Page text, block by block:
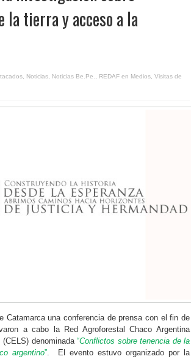
la tierra y acceso a la
Noticias Noticias Be.Pe. REDAF en Medios Visitas de
Catamarca una conferencia de prensa con el fin de
a cabo la Red Agroforestal Chaco Argentina
(CELS) denominada“Conflictos sobre tenencia de la
argentino”. El evento estuvo organizado por la